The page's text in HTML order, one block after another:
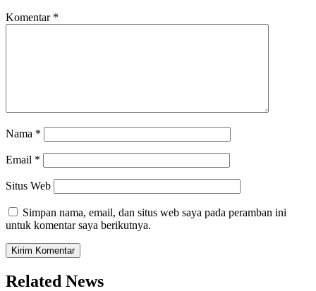
Komentar *
Nama *
Email *
Situs Web
Simpan nama, email, dan situs web saya pada peramban ini
untuk komentar saya berikutnya.
Related News